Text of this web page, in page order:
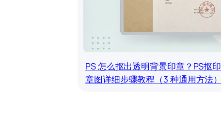
PS 怎么抠出透明背景印章？PS抠印
章图详细步骤教程（3 种通用方法）